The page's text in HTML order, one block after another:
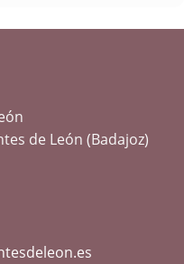
de León (Badajoz)